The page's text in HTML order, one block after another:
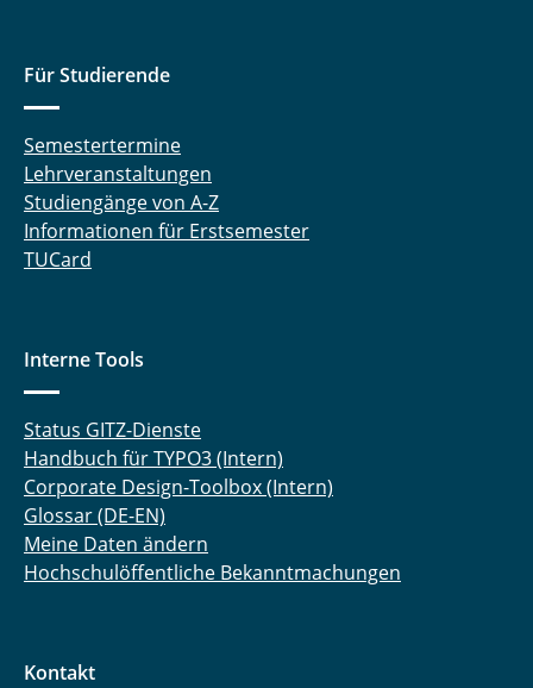
Für Studierende
Semestertermine
Lehrveranstaltungen
Studiengänge von A-Z
Informationen für Erstsemester
TUCard
Interne Tools
Status GITZ-Dienste
Handbuch für TYPO3 (Intern)
Corporate Design-Toolbox (Intern)
Glossar (DE-EN)
Meine Daten ändern
Hochschulöffentliche Bekanntmachungen
Kontakt